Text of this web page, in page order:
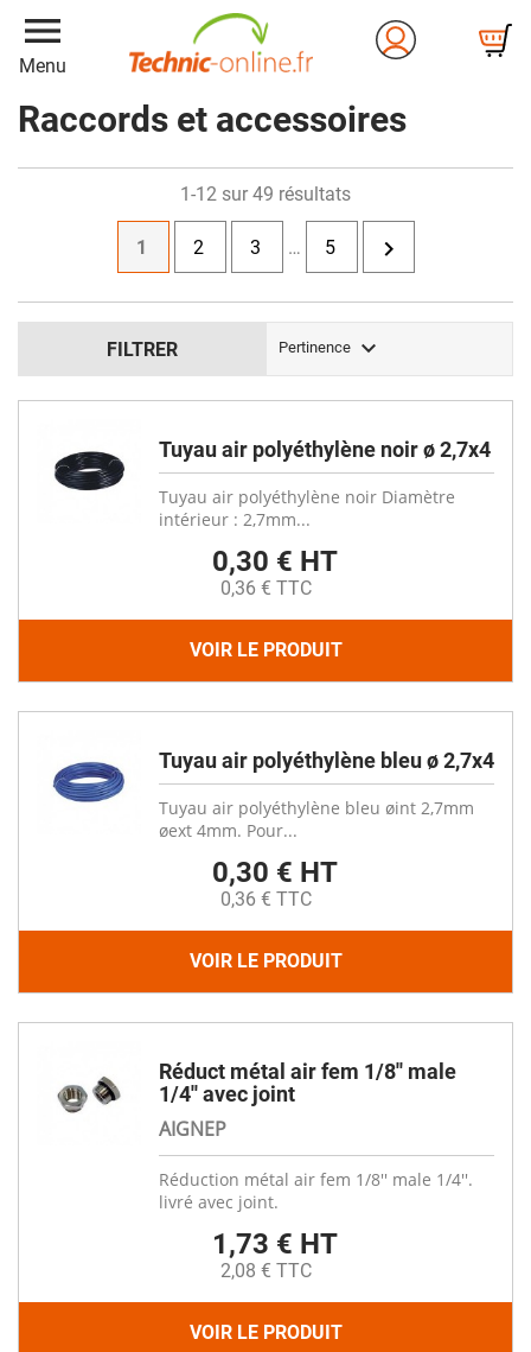
menu
Menu
Raccords et accessoires
FILTRER Pertinence 
1-12 sur 49 résultats
1 2 3 … 5 
Tuyau air polyéthylène noir ø 2,7x4
Tuyau air polyéthylène noir Diamètre
intérieur : 2,7mm...
0,30 € HT
0,36 € TTC
VOIR LE PRODUIT
Tuyau air polyéthylène bleu ø 2,7x4
Tuyau air polyéthylène bleu øint 2,7mm
øext 4mm. Pour...
0,30 € HT
0,36 € TTC
VOIR LE PRODUIT
Réduct métal air fem 1/8'' male
1/4'' avec joint
AIGNEP
Réduction métal air fem 1/8'' male 1/4''.
livré avec joint.
1,73 € HT
2,08 € TTC
VOIR LE PRODUIT